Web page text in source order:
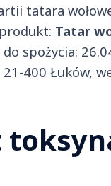
tatara
Tatar
spożycia:
21-400